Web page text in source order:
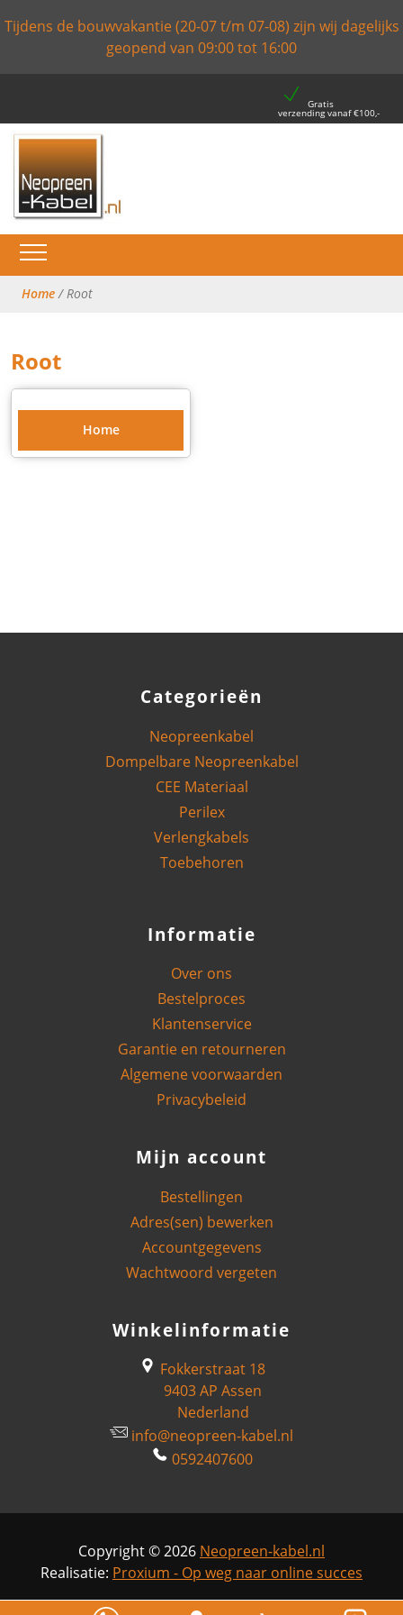
Tijdens de bouwvakantie (20-07 t/m 07-08) zijn wij dagelijks
geopend van 09:00 tot 16:00
Gratis
verzending vanaf €100,-
Home/ Root
Root
Home
Categorieën
Neopreenkabel
Dompelbare Neopreenkabel
CEE Materiaal
Perilex
Verlengkabels
Toebehoren
Informatie
Over ons
Bestelproces
Klantenservice
Garantie en retourneren
Algemene voorwaarden
Privacybeleid
Mijn account
Bestellingen
Adres(sen) bewerken
Accountgegevens
Wachtwoord vergeten
Winkelinformatie
Fokkerstraat 18
9403 AP Assen
Nederland
info@neopreen-kabel.nl
0592407600
Copyright © 2026 Neopreen-kabel.nl
Realisatie: Proxium - Op weg naar online succes